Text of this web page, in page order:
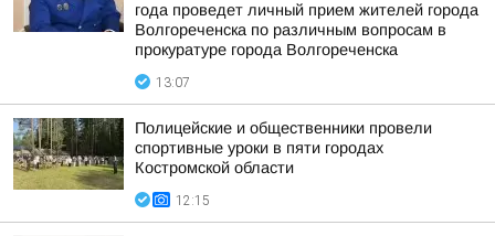
года проведет личный прием жителей города
Волгореченска по различным вопросам в
прокуратуре города Волгореченска
13:07
Полицейские и общественники провели
спортивные уроки в пяти городах
Костромской области
12:15